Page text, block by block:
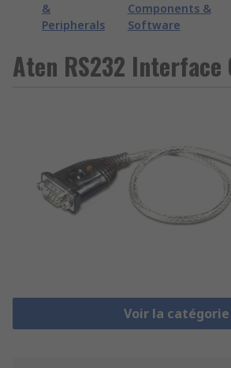
&
Peripherals
Components &
Software
Aten RS232 Interface
Voir la catégorie